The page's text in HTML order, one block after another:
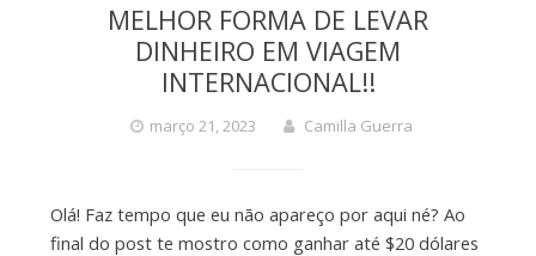
MELHOR FORMA DE LEVAR
DINHEIRO EM VIAGEM
INTERNACIONAL!!
março 21, 2023 Camilla Guerra
Olá! Faz tempo que eu não apareço por aqui né? Ao
final do post te mostro como ganhar até $20 dólares